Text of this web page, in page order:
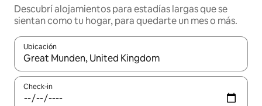
Descubrí alojamientos para estadías largas que se
sientan como tu hogar, para quedarte un mes o más.
Ubicación
Cuando los resultados estén disponibles, navegá con las
Check-in